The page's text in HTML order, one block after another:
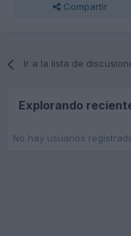
Compartir
Ir a la lista de
Explorando
No hay usuarios